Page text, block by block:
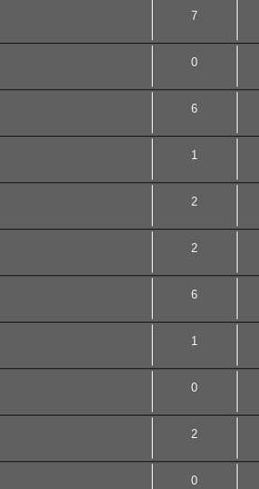
7
0
6
1
2
2
6
1
0
2
0